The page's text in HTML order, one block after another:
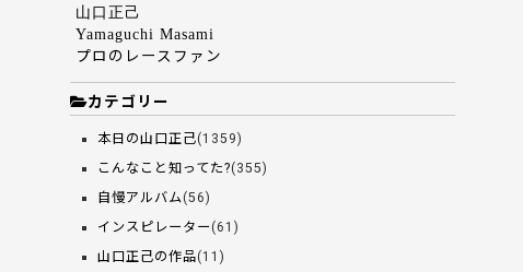
山口正己
Yamaguchi Masami
プロのレースファン
カテゴリー
本日の山口正己(1359)
こんなこと知ってた?(355)
自慢アルバム(56)
インスピレーター(61)
山口正己の作品(11)